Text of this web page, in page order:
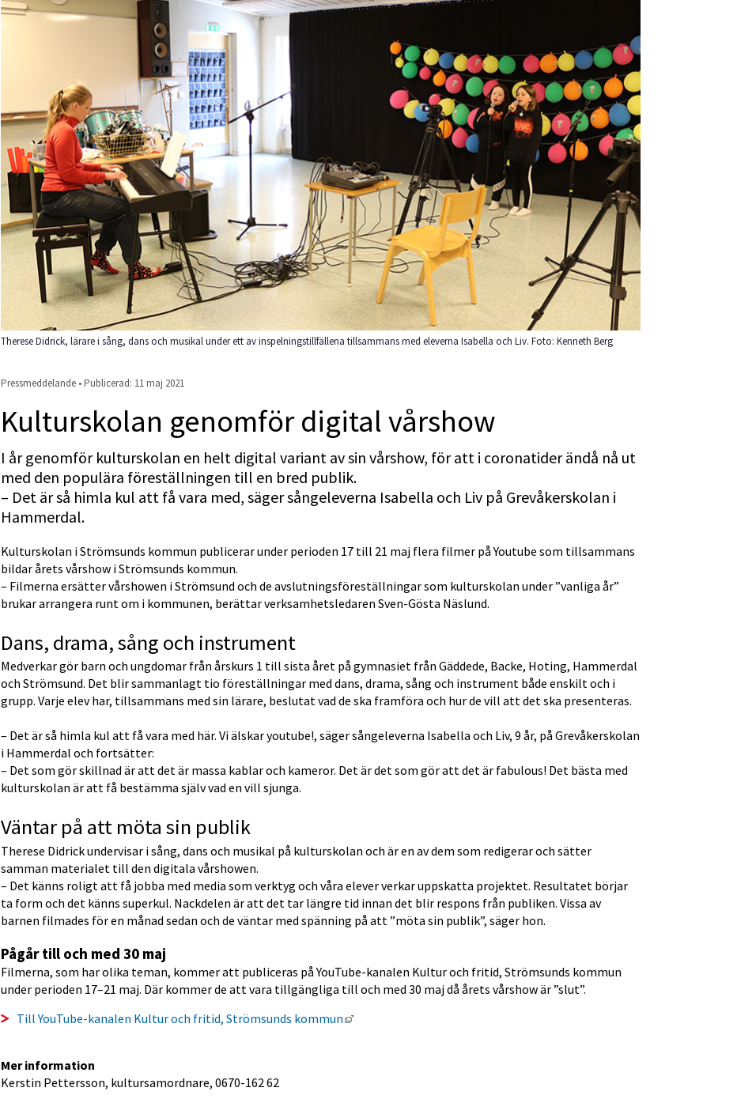
Therese Didrick, lärare i sång, dans och musikal under ett av inspelningstillfällena tillsammans med eleverna Isabella och Liv. Foto: Kenneth Berg
Pressmeddelande • Publicerad: 11 maj 2021
Kulturskolan genomför digital vårshow
I år genomför kulturskolan en helt digital variant av sin vårshow, för att i coronatider ändå nå ut
med den populära föreställningen till en bred publik.
– Det är så himla kul att få vara med, säger sångeleverna Isabella och Liv på Grevåkerskolan i
Hammerdal.
Kulturskolan i Strömsunds kommun publicerar under perioden 17 till 21 maj flera filmer på Youtube som tillsammans
bildar årets vårshow i Strömsunds kommun.
– Filmerna ersätter vårshowen i Strömsund och de avslutningsföreställningar som kulturskolan under ”vanliga år”
brukar arrangera runt om i kommunen, berättar verksamhetsledaren Sven-Gösta Näslund.
Dans, drama, sång och instrument
Medverkar gör barn och ungdomar från årskurs 1 till sista året på gymnasiet från Gäddede, Backe, Hoting, Hammerdal
och Strömsund. Det blir sammanlagt tio föreställningar med dans, drama, sång och instrument både enskilt och i
grupp. Varje elev har, tillsammans med sin lärare, beslutat vad de ska framföra och hur de vill att det ska presenteras.
– Det är så himla kul att få vara med här. Vi älskar youtube!, säger sångeleverna Isabella och Liv, 9 år, på Grevåkerskolan
i Hammerdal och fortsätter:
– Det som gör skillnad är att det är massa kablar och kameror. Det är det som gör att det är fabulous! Det bästa med
kulturskolan är att få bestämma själv vad en vill sjunga.
Väntar på att möta sin publik
Therese Didrick undervisar i sång, dans och musikal på kulturskolan och är en av dem som redigerar och sätter
samman materialet till den digitala vårshowen.
– Det känns roligt att få jobba med media som verktyg och våra elever verkar uppskatta projektet. Resultatet börjar
ta form och det känns superkul. Nackdelen är att det tar längre tid innan det blir respons från publiken. Vissa av
barnen filmades för en månad sedan och de väntar med spänning på att ”möta sin publik”, säger hon.
Pågår till och med 30 maj
Filmerna, som har olika teman, kommer att publiceras på YouTube-kanalen Kultur och fritid, Strömsunds kommun
under perioden 17–21 maj. Där kommer de att vara tillgängliga till och med 30 maj då årets vårshow är ”slut”.
Till YouTube-kanalen Kultur och fritid, Strömsunds kommun
Länk till annan webbplats, öppnas i nytt fönster.
Mer information
Kerstin Pettersson, kultursamordnare, 0670-162 62